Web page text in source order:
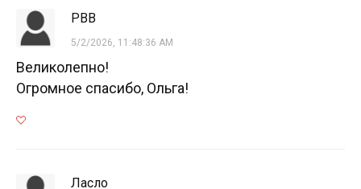
РВВ
5/2/2026, 11:48:36 AM
Великолепно!
Огромное спасибо, Ольга!
Ласло